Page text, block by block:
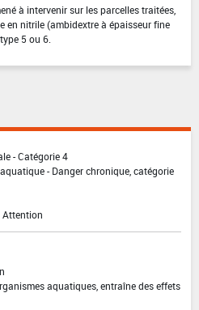
à intervenir sur les parcelles traitées,
en nitrile (ambidextre à épaisseur fine
5 ou 6.
- Catégorie 4
- Danger chronique, catégorie
Attention
aquatiques, entraîne des effets